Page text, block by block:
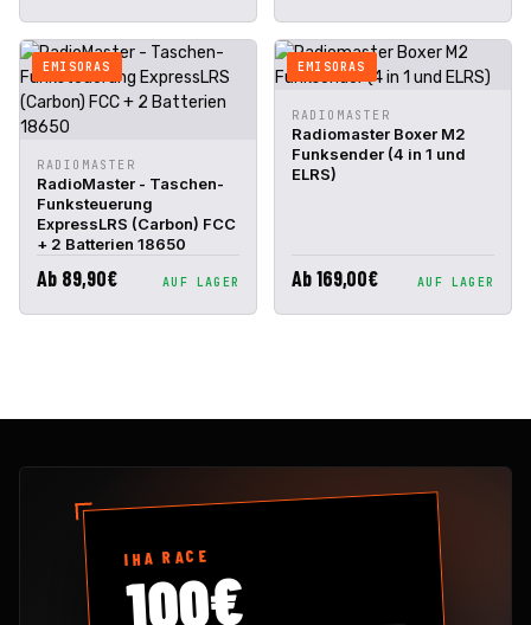
EMISORAS
SCHNELLANSICHT
WARENKORB
RADIOMASTER
RadioMaster - Taschen-
Funksteuerung
ExpressLRS (Carbon) FCC
+ 2 Batterien 18650
Ab 89,90€ AUF LAGER
EMISORAS
SCHNELLANSICHT
WARENKORB
RADIOMASTER
Radiomaster Boxer M2
Funksender (4 in 1 und
ELRS)
Ab 169,00€ AUF LAGER
IHA RACE
100€